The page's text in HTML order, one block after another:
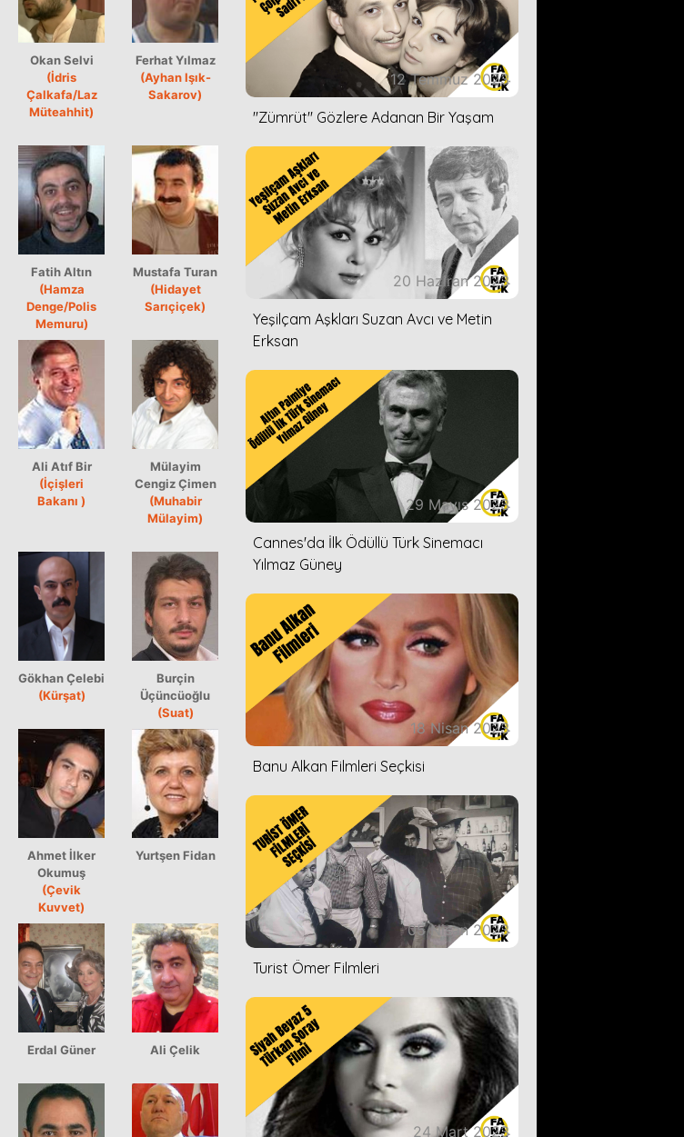
Okan Selvi
(İdris
Çalkafa/Laz
Müteahhit)
Ferhat Yılmaz
(Ayhan Işık-
Sakarov)
Fatih Altın
(Hamza
Denge/Polis
Memuru)
Mustafa Turan
(Hidayet
Sarıçiçek)
Ali Atıf Bir
(İçişleri
Bakanı )
Mülayim
Cengiz Çimen
(Muhabir
Mülayim)
Gökhan Çelebi
(Kürşat)
Burçin
Üçüncüoğlu
(Suat)
Ahmet İlker
Okumuş
(Çevik
Kuvvet)
Yurtşen Fidan
Erdal Güner Ali Çelik
12 Temmuz 2023
''Zümrüt'' Gözlere Adanan Bir Yaşam
20 Haziran 2023
Yeşilçam Aşkları Suzan Avcı ve Metin
Erksan
29 Mayıs 2023
Cannes'da İlk Ödüllü Türk Sinemacı
Yılmaz Güney
18 Nisan 2023
Banu Alkan Filmleri Seçkisi
05 Nisan 2023
Turist Ömer Filmleri
24 Mart 2023